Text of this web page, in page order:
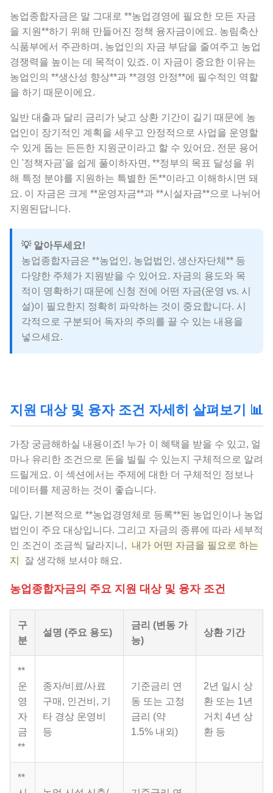
농업종합자금은 말 그대로 **농업경영에 필요한 모든 자금
을 지원**하기 위해 만들어진 정책 융자금이에요. 농림축산
식품부에서 주관하며, 농업인의 자금 부담을 줄여주고 농업
경쟁력을 높이는 데 목적이 있죠. 이 자금이 중요한 이유는
농업인의 **생산성 향상**과 **경영 안정**에 필수적인 역할
을 하기 때문이에요.
일반 대출과 달리 금리가 낮고 상환 기간이 길기 때문에 농
업인이 장기적인 계획을 세우고 안정적으로 사업을 운영할
수 있게 돕는 든든한 지원군이라고 할 수 있어요. 전문 용어
인 '정책자금'을 쉽게 풀이하자면, **정부의 목표 달성을 위
해 특정 분야를 지원하는 특별한 돈**이라고 이해하시면 돼
요. 이 자금은 크게 **운영자금**과 **시설자금**으로 나뉘어
지원된답니다.
💡 알아두세요!
농업종합자금은 **농업인, 농업법인, 생산자단체** 등
다양한 주체가 지원받을 수 있어요. 자금의 용도와 목
적이 명확하기 때문에 신청 전에 어떤 자금(운영 vs. 시
설)이 필요한지 정확히 파악하는 것이 중요합니다. 시
각적으로 구분되어 독자의 주의를 끌 수 있는 내용을
넣으세요.
지원 대상 및 융자 조건 자세히 살펴보기 📊
가장 궁금해하실 내용이죠! 누가 이 혜택을 받을 수 있고, 얼
마나 유리한 조건으로 돈을 빌릴 수 있는지 구체적으로 알려
드릴게요. 이 섹션에서는 주제에 대한 더 구체적인 정보나
데이터를 제공하는 것이 좋습니다.
일단, 기본적으로 **농업경영체로 등록**된 농업인이나 농업
법인이 주요 대상입니다. 그리고 자금의 종류에 따라 세부적
인 조건이 조금씩 달라지니, 내가 어떤 자금을 필요로 하는
지
잘 생각해 보셔야 해요.
농업종합자금의 주요 지원 대상 및 융자 조건
구
분
설명 (주요 용도)
금리 (변동 가
능)
상환 기간
**
운
영
자
금
**
종자/비료/사료
구매, 인건비, 기
타 경상 운영비
등
기준금리 연
동 또는 고정
금리 (약
1.5% 내외)
2년 일시 상
환 또는 1년
거치 4년 상
환 등
**